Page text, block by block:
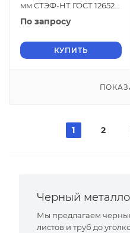
мм СТЭФ-НТ ГОСТ 12652-
74
По запросу
КУПИТЬ
1 2
Черный
Мы предлагаем
листов и труб до